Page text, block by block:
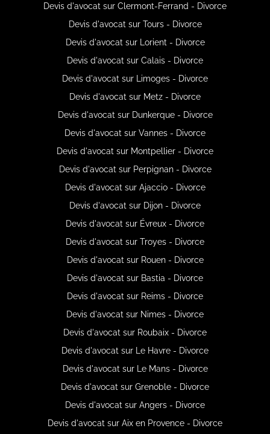
Devis d'avocat sur Clermont-Ferrand - Divorce
Devis d'avocat sur Tours - Divorce
Devis d'avocat sur Lorient - Divorce
Devis d'avocat sur Calais - Divorce
Devis d'avocat sur Limoges - Divorce
Devis d'avocat sur Metz - Divorce
Devis d'avocat sur Dunkerque - Divorce
Devis d'avocat sur Vannes - Divorce
Devis d'avocat sur Montpellier - Divorce
Devis d'avocat sur Perpignan - Divorce
Devis d'avocat sur Ajaccio - Divorce
Devis d'avocat sur Dijon - Divorce
Devis d'avocat sur Évreux - Divorce
Devis d'avocat sur Troyes - Divorce
Devis d'avocat sur Rouen - Divorce
Devis d'avocat sur Bastia - Divorce
Devis d'avocat sur Reims - Divorce
Devis d'avocat sur Nimes - Divorce
Devis d'avocat sur Roubaix - Divorce
Devis d'avocat sur Le Havre - Divorce
Devis d'avocat sur Le Mans - Divorce
Devis d'avocat sur Grenoble - Divorce
Devis d'avocat sur Angers - Divorce
Devis d'avocat sur Aix en Provence - Divorce